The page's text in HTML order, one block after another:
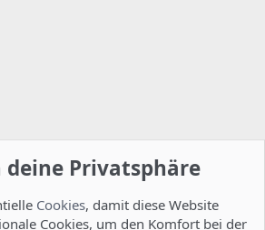
Privatsphäre
Cookies, damit diese Website
Cookies, um den Komfort bei der